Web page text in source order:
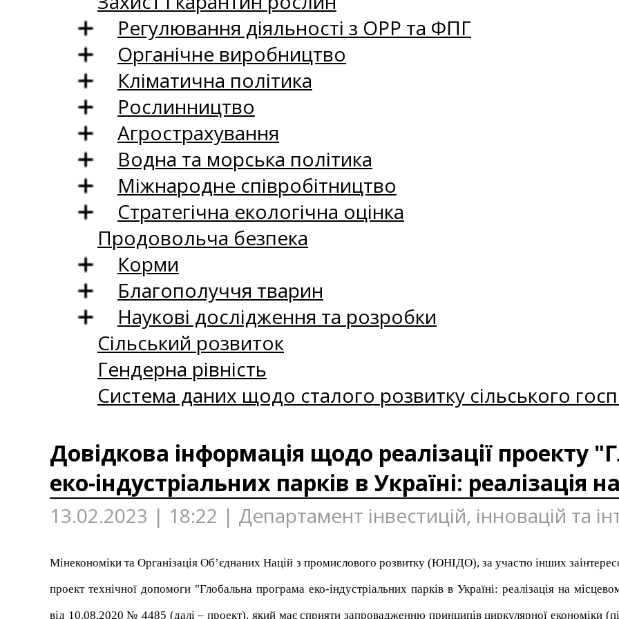
Регулювання діяльності з ОРР та ФПГ
Органічне виробництво
Кліматична політика
Рослинництво
Агрострахування
Водна та морська політика
Міжнародне співробітництво
Стратегічна екологічна оцінка
Продовольча безпека
Корми
Благополуччя тварин
Наукові дослідження та розробки
Сільський розвиток
Гендерна рівність
Система даних щодо сталого розвитку сільського
Довідкова інформація щодо реалізації проекту
еко-індустріальних парків в Україні: реалізація
13.02.2023 | 18:22 | Департамент інвестицій, інновацій та
Мінекономіки та Організація Об’єднаних Націй з промислового розвитку (ЮНІДО), за участю інших
проект технічної допомоги "Глобальна програма еко-індустріальних парків в Україні: реалізація на
від 10.08.2020 № 4485 (далі – проект), який має сприяти запровадженню принципів циркулярної економіки